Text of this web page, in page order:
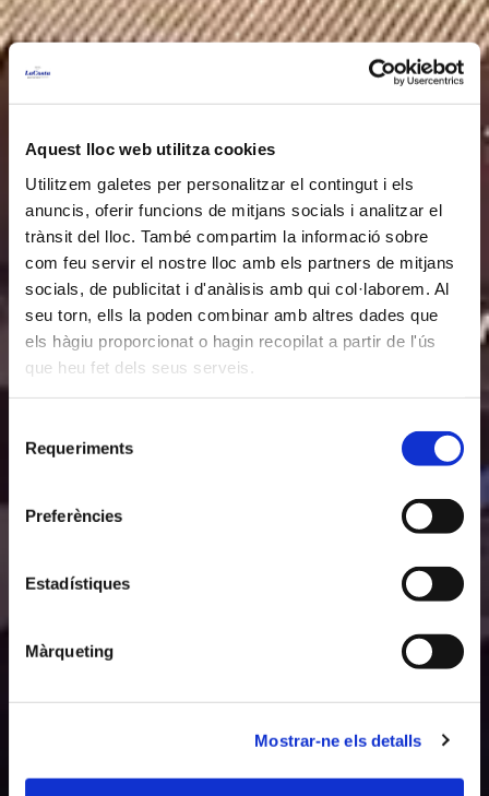
Aquest lloc web utilitza cookies
Utilitzem galetes per personalitzar el contingut i els
anuncis, oferir funcions de mitjans socials i analitzar el
trànsit del lloc. També compartim la informació sobre
com feu servir el nostre lloc amb els partners de mitjans
socials, de publicitat i d'anàlisis amb qui col·laborem. Al
seu torn, ells la poden combinar amb altres dades que
els hàgiu proporcionat o hagin recopilat a partir de l'ús
que heu fet dels seus serveis.
Requeriments
Preferències
Estadístiques
Màrqueting
Mostrar-ne els detalls